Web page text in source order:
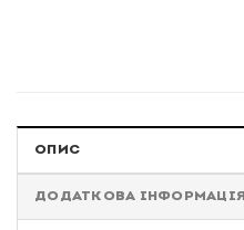
ОПИС
ДОДАТКОВА ІНФОРМАЦІЯ